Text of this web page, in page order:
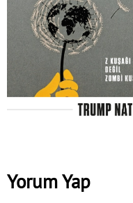
Yorum Yap